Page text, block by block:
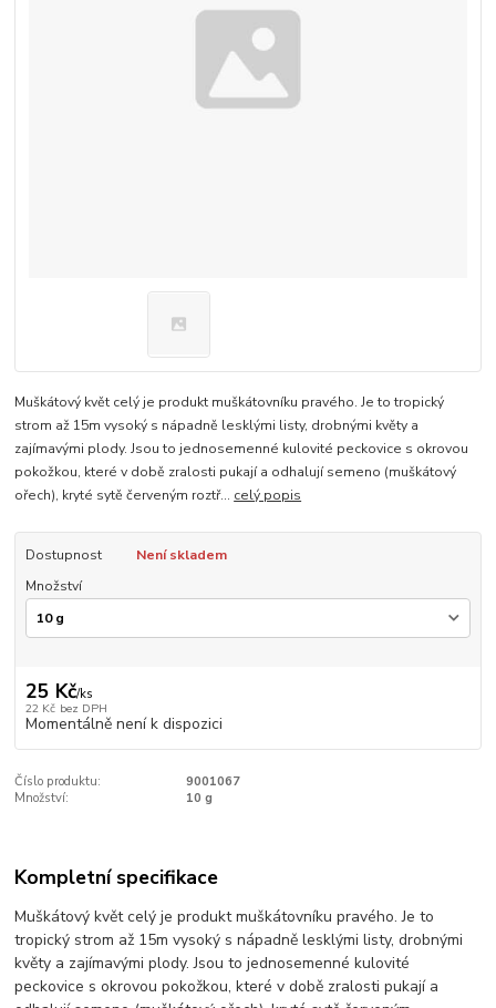
Muškátový květ celý je produkt muškátovníku pravého. Je to tropický
strom až 15m vysoký s nápadně lesklými listy, drobnými květy a
zajímavými plody. Jsou to jednosemenné kulovité peckovice s okrovou
pokožkou, které v době zralosti pukají a odhalují semeno (muškátový
ořech), kryté sytě červeným roztř... celý popis
Dostupnost
Není skladem
Množství
25 Kč/ks
22 Kč bez DPH
Momentálně není k dispozici
Číslo produktu:
9001067
Množství:
10 g
Kompletní specifikace
Muškátový květ celý je produkt muškátovníku pravého. Je to
tropický strom až 15m vysoký s nápadně lesklými listy, drobnými
květy a zajímavými plody. Jsou to jednosemenné kulovité
peckovice s okrovou pokožkou, které v době zralosti pukají a